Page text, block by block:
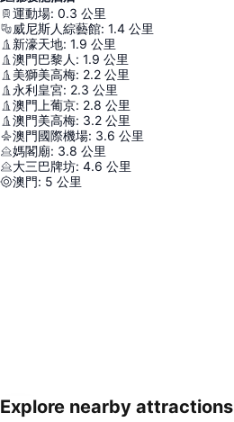
運動場: 0.3 公里
威尼斯人綜藝館: 1.4 公里
新濠天地: 1.9 公里
澳門巴黎人 : 1.9 公里
美獅美高梅: 2.2 公里
永利皇宮: 2.3 公里
澳門上葡京: 2.8 公里
澳門美高梅: 3.2 公里
澳門國際機場: 3.6 公里
媽閣廟: 3.8 公里
大三巴牌坊: 4.6 公里
澳門: 5 公里
Explore nearby attractions